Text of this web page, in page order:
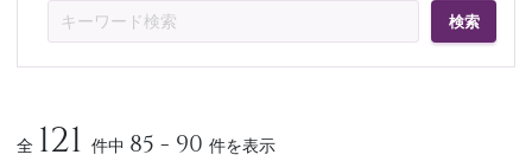
検索
全 121 件中 85 - 90 件を表示